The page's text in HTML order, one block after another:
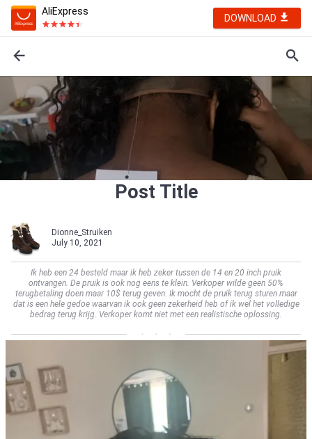
AliExpress
DOWNLOAD
Post Title
Dionne_Struiken
July 10, 2021
Ik heb een 24 besteld maar ik heb zeker tussen de 14 en 20 inch pruik
ontvangen. De pruik is ook nog eens te klein. Verkoper wilde geen 50%
terugbetaling doen maar 10$ terug geven. Ik mocht de pruik terug sturen maar
dat is een hele gedoe waarvan ik ook geen zekerheid heb of ik wel het volledige
bedrag terug krijg. Verkoper komt niet met een realistische oplossing.